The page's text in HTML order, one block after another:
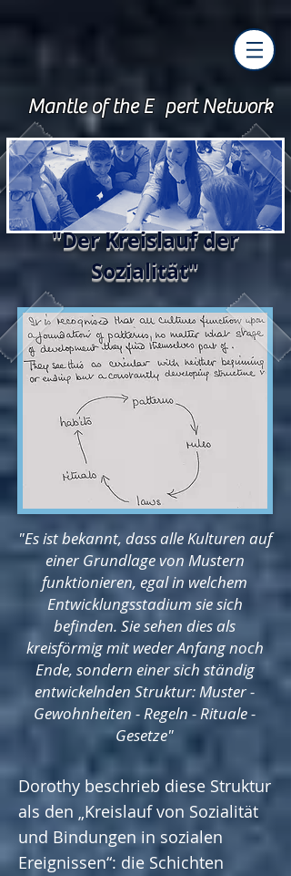
Mantle of the E pert Network
"Der Kreislauf der
Sozialität"
"Es ist bekannt, dass alle Kulturen auf
einer Grundlage von Mustern
funktionieren, egal in welchem
Entwicklungsstadium sie sich
befinden. Sie sehen dies als
kreisförmig mit weder Anfang noch
Ende, sondern einer sich ständig
entwickelnden Struktur: Muster -
Gewohnheiten - Regeln - Rituale -
Gesetze"
Dorothy beschrieb diese Struktur
als den „Kreislauf von Sozialität
und Bindungen in sozialen
Ereignissen“: die Schichten